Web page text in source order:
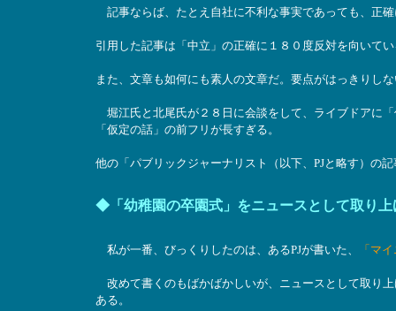
記事ならば、たとえ自社に不利な事実であっても、正
引用した記事は「中立」の正確に１８０度反対を向いて
また、文章も如何にも素人の文章だ。要点がはっきりし
堀江氏と北尾氏が２８日に会談をして、ライブドアに
「仮定の話」の前フリが長すぎる。
他の「パブリックジャーナリスト（以下、PJと略す）の
◆「幼稚園の卒園式」をニュースとして取り上
私が一番、びっくりしたのは、あるPJが書いた、 「マ
改めて書くのもばかばかしいが、ニュースとして取り
ある。